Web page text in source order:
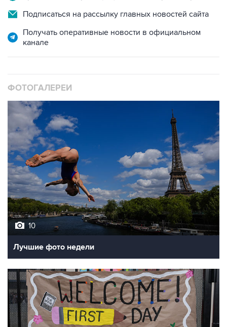
Получать оперативные новости в официальном
10
Лучшие фото недели